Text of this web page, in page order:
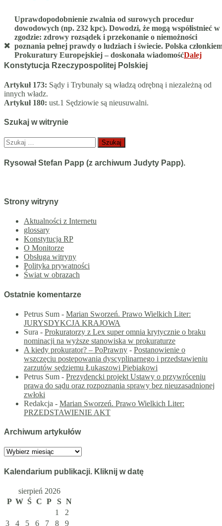
Uprawdopodobnienie zwalnia od surowych procedur
dowodowych (np. 232 kpc). Dowodzi, że mogą współistnieć w
zgodzie: zdrowy rozsądek i przekonanie o niemożności
poznania pełnej prawdy o ludziach i świecie. Polska
Prokuratury Europejskiej – doskonała wiadomośćDalej
Konstytucja Rzeczypospolitej Polskiej
Artykuł 173: Sądy i Trybunały są władzą odrębną i niezależną od
innych władz.
Artykuł 180: ust.1 Sędziowie są nieusuwalni.
Szukaj w witrynie
Szukaj:
Rysował Stefan Papp (z archiwum Judyty Papp).
Strony witryny
Aktualności z Internetu
glossary
Konstytucja RP
O Monitorze
Obsługa witryny
Polityka prywatności
Świat w obrazach
Ostatnie komentarze
Petrus Sum - Marian Sworzeń. Prawo Wielkich Liter:
JURYSDYKCJA KRAJOWA
Sura - Prokuratorzy z Lex super omnia krytycznie o braku
nominacji na wyższe stanowiska w prokuraturze
A kiedy prokurator? – PoPrawny - Postanowienie o
wszczęciu postępowania dyscyplinarnego i przedstawieniu
zarzutów sędziemu Łukaszowi Piebiakowi
Petrus Sum - Prezydencki projekt Ustawy o przywróceniu
prawa do sądu oraz rozpoznania sprawy bez nieuzasadnionej
zwłoki
Redakcja - Marian Sworzeń. Prawo Wielkich Liter:
PRZEDSTAWIENIE AKT
Archiwum artykułów
Archiwum
Kalendarium publikacji. Kliknij w datę
sierpień 2026
P W Ś C P S N
1
2
3
4 5 6 7 8 9